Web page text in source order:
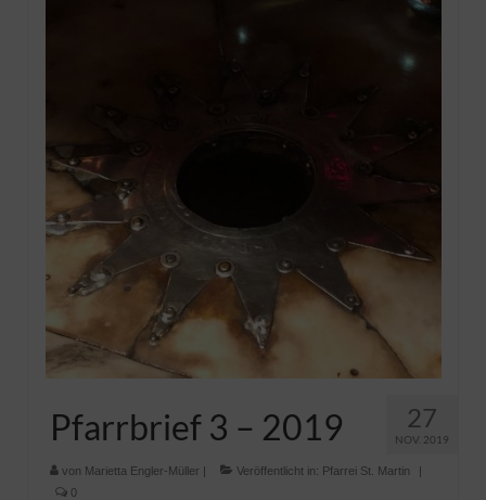
27
NOV. 2019
Pfarrbrief 3 – 2019
von Marietta Engler-Müller | Veröffentlicht in: Pfarrei St. Martin
|
0